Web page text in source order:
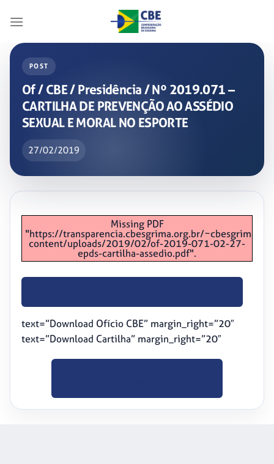
POST
Of / CBE / Presidência / Nº 2019.071 –
CARTILHA DE PREVENÇÃO AO ASSÉDIO
SEXUAL E MORAL NO ESPORTE
27/02/2019
Missing PDF
"https://transparencia.cbesgrima.org.br/~cbesgrima/
content/uploads/2019/02/of-2019-071-02-27-
epds-cartilha-assedio.pdf".
text=”Download Ofício CBE” margin_right=”20″
text=”Download Cartilha” margin_right=”20″